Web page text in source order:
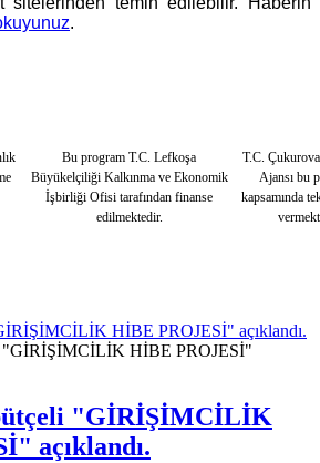
.
Bu program T.C. Lefkoşa
Büyükelçiliği Kalkınma ve Ekonomik
İşbirliği Ofisi tarafından finanse
edilmektedir.
T.C.
Ajansı bu
kapsamında
HİBE PROJESİ" açıklandı.
"GİRİŞİMCİLİK
açıklandı.